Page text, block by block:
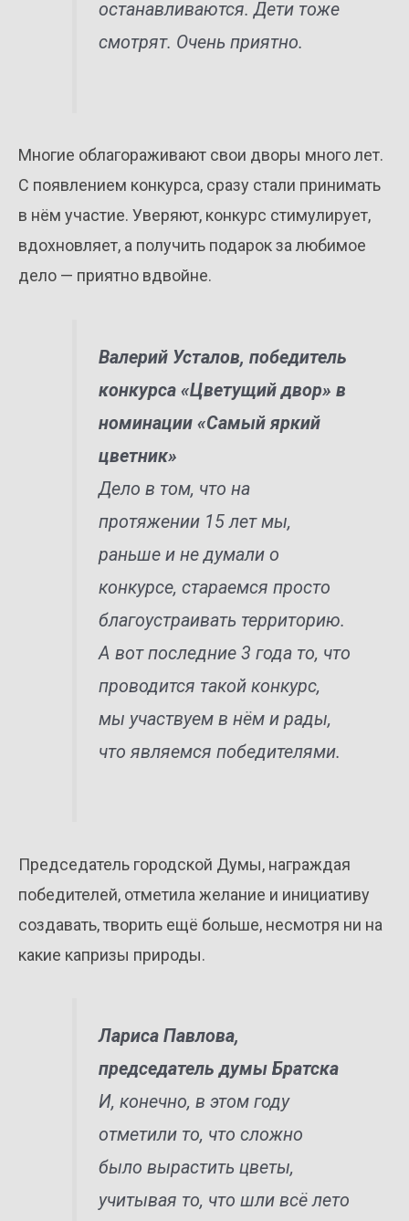
останавливаются. Дети тоже
смотрят. Очень приятно.
Многие облагораживают свои дворы много лет.
С появлением конкурса, сразу стали принимать
в нём участие. Уверяют, конкурс стимулирует,
вдохновляет, а получить подарок за любимое
дело — приятно вдвойне.
Валерий Усталов, победитель
конкурса «Цветущий двор» в
номинации «Самый яркий
цветник»
Дело в том, что на
протяжении 15 лет мы,
раньше и не думали о
конкурсе, стараемся просто
благоустраивать территорию.
А вот последние 3 года то, что
проводится такой конкурс,
мы участвуем в нём и рады,
что являемся победителями.
Председатель городской Думы, награждая
победителей, отметила желание и инициативу
создавать, творить ещё больше, несмотря ни на
какие капризы природы.
Лариса Павлова,
председатель думы Братска
И, конечно, в этом году
отметили то, что сложно
было вырастить цветы,
учитывая то, что шли всё лето